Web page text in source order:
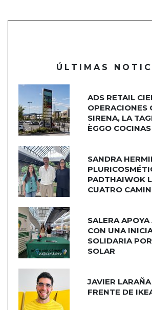
ÚLTIMAS
ADS RETAIL
OPERACIONES
SIRENA, LA
ÈGGO COCINAS
SANDRA
PADTHAIWOK
CUATRO
SALERA
CON UNA
SOLIDARIA
SOLAR
JAVIER
FRENTE DE